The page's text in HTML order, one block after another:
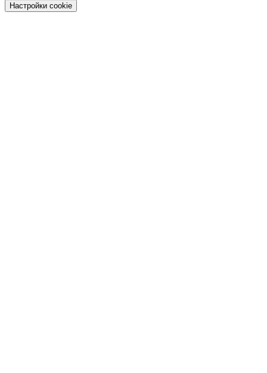
Настройки cookie